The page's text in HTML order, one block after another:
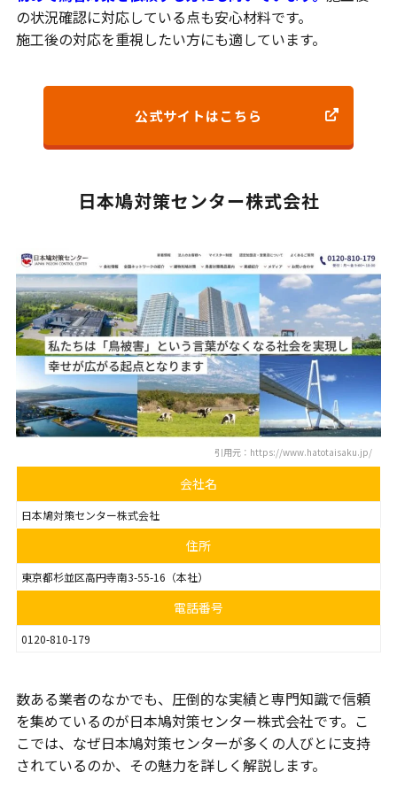
の状況確認に対応している点も安心材料です。
施工後の対応を重視したい方にも適しています。
公式サイトはこちら
日本鳩対策センター株式会社
引用元：https://www.hatotaisaku.jp/
会社名
日本鳩対策センター株式会社
住所
東京都杉並区高円寺南3-55-16（本社）
電話番号
0120-810-179
数ある業者のなかでも、圧倒的な実績と専門知識で信頼
を集めているのが日本鳩対策センター株式会社です。こ
こでは、なぜ日本鳩対策センターが多くの人びとに支持
されているのか、その魅力を詳しく解説します。